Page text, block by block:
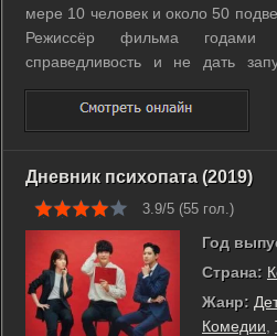
мере 10 человек и около 50
Режиссёр фильма годами
справедливость и не дать
архивах. ...
Дневник психопата (2019)
3.9/5 (55 гол.)
Год
Страна:
Жанр:
Комедии